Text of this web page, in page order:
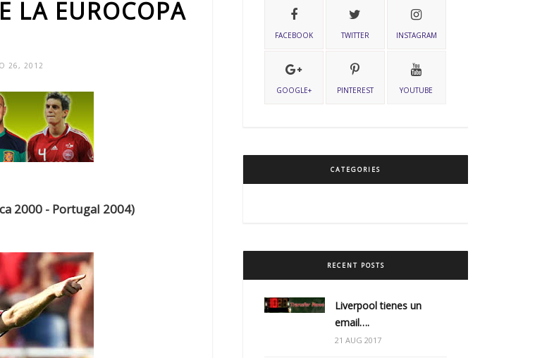
LA EUROCOPA
26, 2012
2000 - Portugal 2004)
FACEBOOK TWITTER INSTAGRAM
GOOGLE+ PINTEREST YOUTUBE
CATEGORIES
RECENT POSTS
Liverpool tienes un
email….
21 AUG 2017